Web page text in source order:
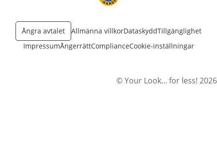
öppnas i nytt fönster
Ångra avtalet Allmänna villkorDataskyddTillgänglighet
ImpressumÅngerrättComplianceCookie-inställningar
© Your Look... for less! 2026